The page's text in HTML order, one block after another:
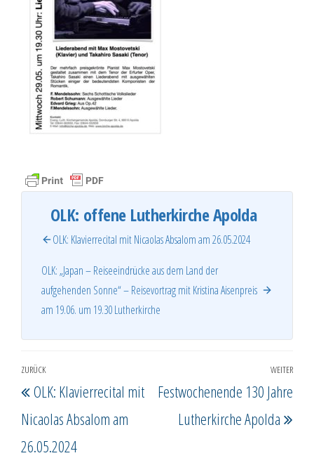
OLK: offene Lutherkirche Apolda
OLK: Klavierrecital mit Nicaolas Absalom am 26.05.2024
OLK: „Japan – Reiseeindrücke aus dem Land der
aufgehenden Sonne“ – Reisevortrag mit Kristina Aisenpreis
am 19.06. um 19.30 Lutherkirche
Beitragsnavigation
Vorheriger
Beitrag
ZURÜCK
OLK: Klavierrecital mit
Nicaolas Absalom am
26.05.2024
WEITER
Festwochenende 130 Jahre
Lutherkirche Apolda